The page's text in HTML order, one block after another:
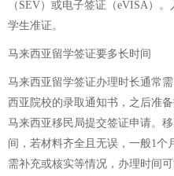
（SEV）或电子签证（eVISA）
学生准证。
马来西亚留学签证要多长时间
马来西亚留学签证办理时长通常
西亚院校的录取通知书，之后准
马来西亚移民局提交签证申请。
间，若材料齐全且无误，一般1
需补充或核实等情况，办理时间